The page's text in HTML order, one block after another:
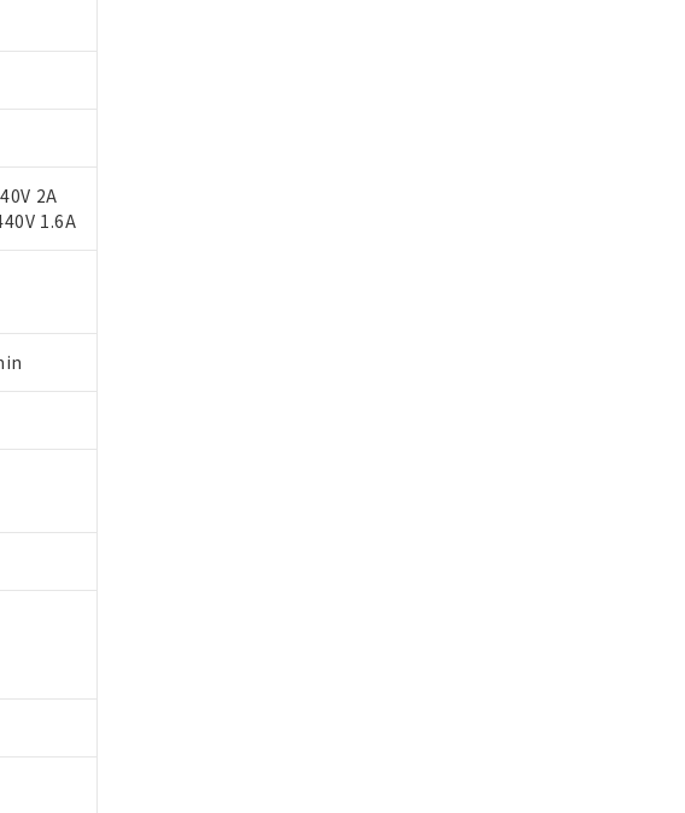
2A
1.6A
担当のオムロン制御機器販売店・
」をご確認ください。
または開示しないようお願いしま
、I-Webメンバーズにご登録され
て、当社および当社の共同利用者
範囲で利用することをご了承くだ
1.共同利用者の範囲」に記載されて
を証明するものではありません。
での期間は出荷製品に未対応品が
ます。
します。
ジフェニルエーテル類) : 1000ppm、
酸ブチルベンジル) : 1000ppm、
。
深刻な影響を及ぼさない年数を意
る商品（以下｢規制貨物等」とい
その他武器並びにこれらの製造装
内容を当該第三者に通知します。
それがある場合は、取り引きをい
はお客様担当のオムロン制御